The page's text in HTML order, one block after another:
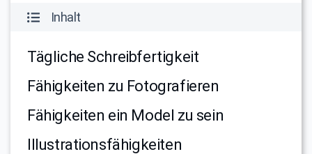
Inhalt
Tägliche Schreibfertigkeit
Fähigkeiten zu Fotografieren
Fähigkeiten ein Model zu sein
Illustrationsfähigkeiten